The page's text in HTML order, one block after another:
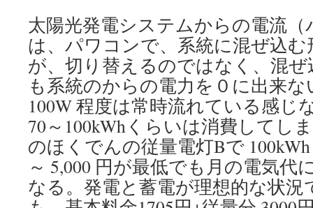
太陽光発電システムからの電流
は、パワコンで、系統に混ぜ込
が、切り替えるのではなく、混
も系統のからの電力を０に出来
100W 程度は常時流れている感じ
70～100kWhくらいは消費してし
のほくでんの従量電灯Bで
～ 5,000 円が最低でも月の電気代
なる。発電と蓄電が理想的な状